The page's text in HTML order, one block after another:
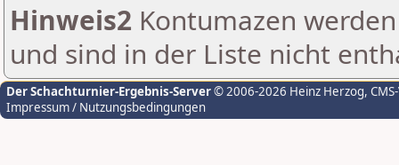
Hinweis2 Kontumazen
und sind in der Liste nicht
Der Schachturnier-Ergebnis-Server© 2006-2026 Heinz Herzog,
Impressum / Nutzungsbedingungen